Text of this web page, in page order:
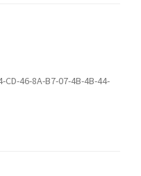
CD-46-8A-B7-07-4B-4B-44-